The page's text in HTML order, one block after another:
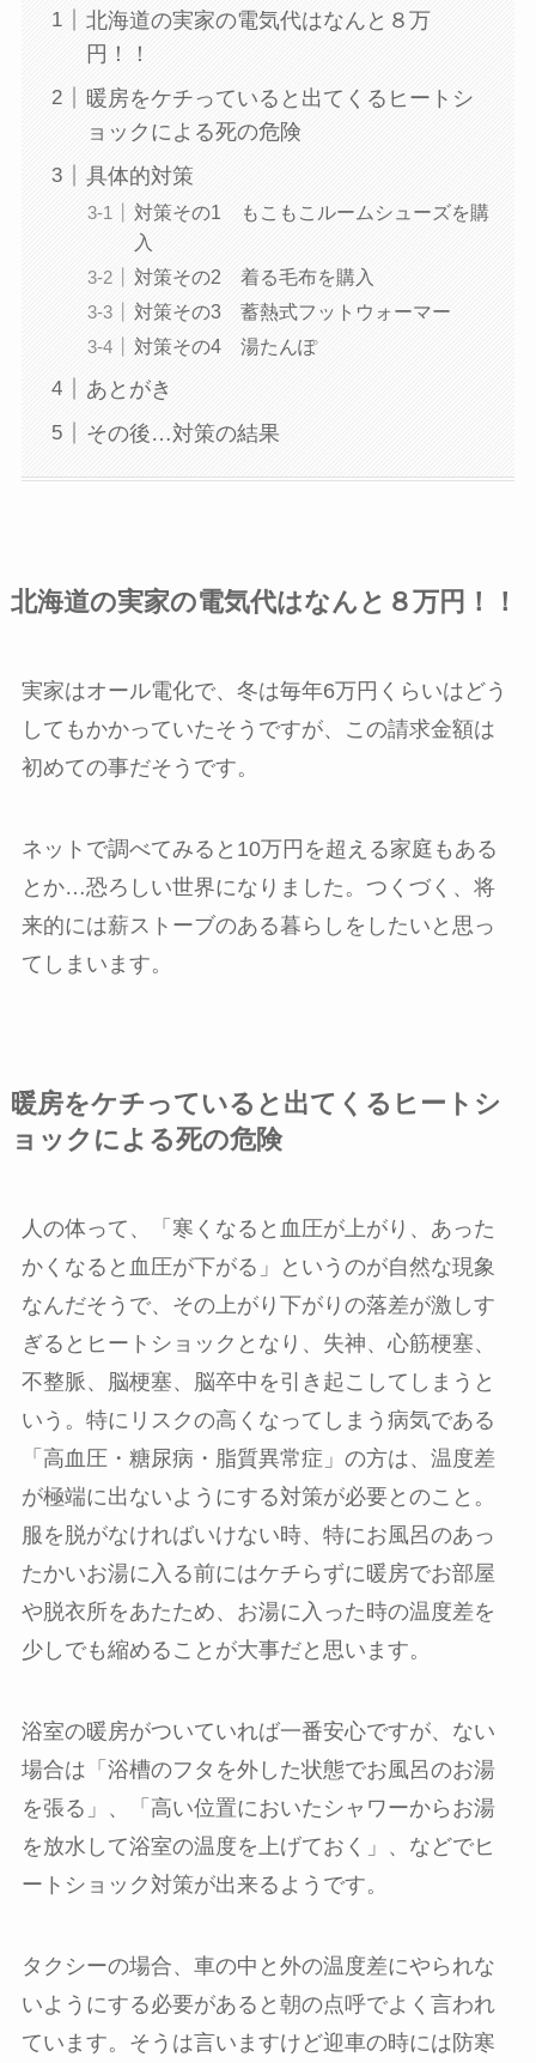
北海道の実家の電気代はなんと８万
円！！
暖房をケチっていると出てくるヒートシ
ョックによる死の危険
具体的対策
対策その1 もこもこルームシューズを購
入
対策その2 着る毛布を購入
対策その3 蓄熱式フットウォーマー
対策その4 湯たんぽ
あとがき
その後…対策の結果
北海道の実家の電気代はなんと８万円！！
実家はオール電化で、冬は毎年6万円くらいはどう
してもかかっていたそうですが、この請求金額は
初めての事だそうです。
ネットで調べてみると10万円を超える家庭もある
とか…恐ろしい世界になりました。つくづく、将
来的には薪ストーブのある暮らしをしたいと思っ
てしまいます。
暖房をケチっていると出てくるヒートシ
ョックによる死の危険
人の体って、「寒くなると血圧が上がり、あった
かくなると血圧が下がる」というのが自然な現象
なんだそうで、その上がり下がりの落差が激しす
ぎるとヒートショックとなり、失神、心筋梗塞、
不整脈、脳梗塞、脳卒中を引き起こしてしまうと
いう。特にリスクの高くなってしまう病気である
「高血圧・糖尿病・脂質異常症」の方は、温度差
が極端に出ないようにする対策が必要とのこと。
服を脱がなければいけない時、特にお風呂のあっ
たかいお湯に入る前にはケチらずに暖房でお部屋
や脱衣所をあたため、お湯に入った時の温度差を
少しでも縮めることが大事だと思います。
浴室の暖房がついていれば一番安心ですが、ない
場合は「浴槽のフタを外した状態でお風呂のお湯
を張る」、「高い位置においたシャワーからお湯
を放水して浴室の温度を上げておく」、などでヒ
ートショック対策が出来るようです。
タクシーの場合、車の中と外の温度差にやられな
いようにする必要があると朝の点呼でよく言われ
ています。そうは言いますけど迎車の時には防寒